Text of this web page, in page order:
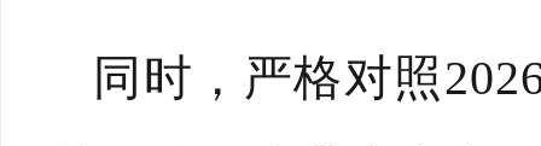
同时，严格对照